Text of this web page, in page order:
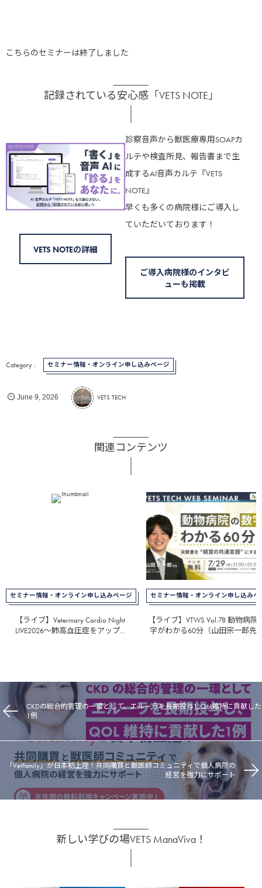
こちらのセミナーは終了しました
記録されている安心感「VETS NOTE」
VETS NOTEの詳細
診察音声から獣医療専用SOAPカ
ルテや検査所見、報告書まで生
成するAI音声カルテ『VETS
NOTE』
早くも多くの病院様にご導入し
ていただいております！
ご導入病院様のインタビ
ューも掲載
セミナー情報・オンライン申し込みページ
June 9 ,2026 VETS TECH
関連コンテンツ
セミナー情報・オンライン申し込みページ
【ライブ】Veterinary Cardio Night
LIVE2026～肺高血圧症をアップ...
セミナー情報・オンライン申し込みペ
【ライブ】VTWS Vol.78 動物病院
字がわかる60分（山田宗一郎先
CKDの総合的管理の一環として、エルーラを長期投与しQoL維持に貢献した
1例
「VetFamily」が日本初上陸！共同購買と獣医師コミュニティで個人病院の
経営を強力にサポート
新しい学びの場VETS ManaViva！